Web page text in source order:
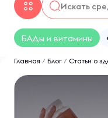
БАДы и витамины
Главная / Блог / Статьи о